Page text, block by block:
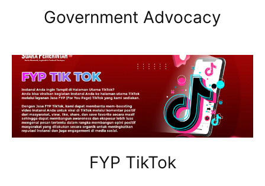
Government Advocacy
FYP TikTok